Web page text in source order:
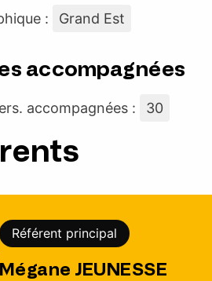
: Grand Est
accompagnées
accompagnées : 30
Référent principal
Mégane JEUNESSE